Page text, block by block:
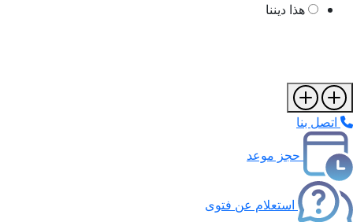
هذا ديننا
اتصل بنا
حجز موعد
استعلام عن فتوى